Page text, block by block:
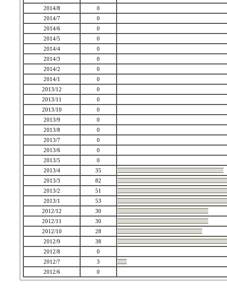
2014/8
0
2014/7
0
2014/6
0
2014/5
0
2014/4
0
2014/3
0
2014/2
0
2014/1
0
2013/12
0
2013/11
0
2013/10
0
2013/9
0
2013/8
0
2013/7
0
2013/6
0
2013/5
0
2013/4
35
2013/3
82
2013/2
51
2013/1
53
2012/12
30
2012/11
30
2012/10
28
2012/9
38
2012/8
0
2012/7
3
2012/6
0